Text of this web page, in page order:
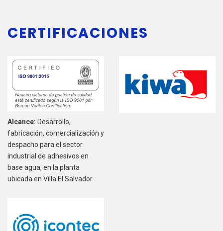
CERTIFICACIONES
Alcance: Desarrollo,
fabricación, comercialización y
despacho para el sector
industrial de adhesivos en
base agua, en la planta
ubicada en Villa El Salvador.